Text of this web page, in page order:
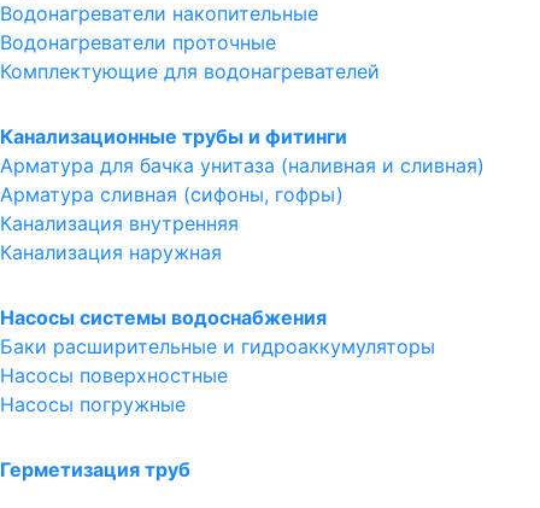
Водонагреватели накопительные
Водонагреватели проточные
Комплектующие для водонагревателей
Канализационные трубы и фитинги
Арматура для бачка унитаза (наливная и сливная)
Арматура сливная (сифоны, гофры)
Канализация внутренняя
Канализация наружная
Насосы системы водоснабжения
Баки расширительные и гидроаккумуляторы
Насосы поверхностные
Насосы погружные
Герметизация труб